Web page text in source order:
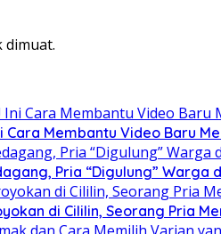
dimuat.
Cara Membantu Video Baru
Pria “Digulung” Warga
di Cililin, Seorang Pria